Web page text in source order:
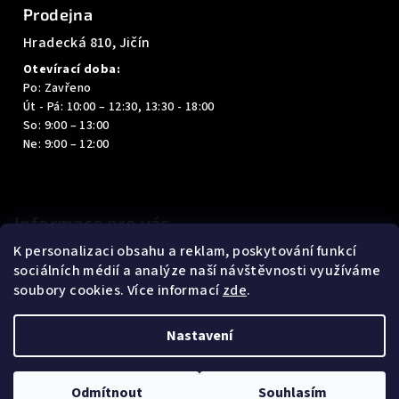
K personalizaci obsahu a reklam, poskytování funkcí
sociálních médií a analýze naší návštěvnosti využíváme
soubory cookies. Více informacízde.
Nastavení
Odmítnout Souhlasím
Prodejna
Hradecká 810, Jičín
Otevírací doba:
Po: Zavřeno
Út - Pá: 10:00 – 12:30, 13:30 - 18:00
So: 9:00 – 13:00
Ne: 9:00 – 12:00
Informace pro vás
Kontakty
Obchodní podmínky
Upravit nastavení cookies